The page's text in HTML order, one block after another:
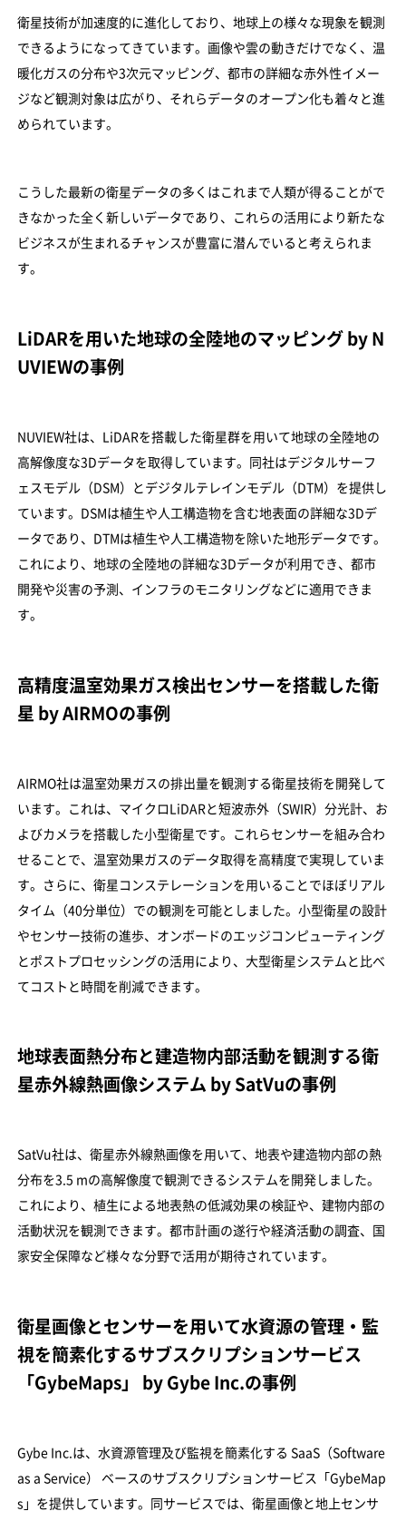
衛星技術が加速度的に進化しており、地球上の様々な現象を観測
できるようになってきています。画像や雲の動きだけでなく、温
暖化ガスの分布や3次元マッピング、都市の詳細な赤外性イメー
ジなど観測対象は広がり、それらデータのオープン化も着々と進
められています。
こうした最新の衛星データの多くはこれまで人類が得ることがで
きなかった全く新しいデータであり、これらの活用により新たな
ビジネスが生まれるチャンスが豊富に潜んでいると考えられま
す。
LiDARを用いた地球の全陸地のマッピング by N
UVIEWの事例
NUVIEW社は、LiDARを搭載した衛星群を用いて地球の全陸地の
高解像度な3Dデータを取得しています。同社はデジタルサーフ
ェスモデル（DSM）とデジタルテレインモデル（DTM）を提供し
ています。DSMは植生や人工構造物を含む地表面の詳細な3Dデ
ータであり、DTMは植生や人工構造物を除いた地形データです。
これにより、地球の全陸地の詳細な3Dデータが利用でき、都市
開発や災害の予測、インフラのモニタリングなどに適用できま
す。
高精度温室効果ガス検出センサーを搭載した衛
星 by AIRMOの事例
AIRMO社は温室効果ガスの排出量を観測する衛星技術を開発して
います。これは、マイクロLiDARと短波赤外（SWIR）分光計、お
よびカメラを搭載した小型衛星です。これらセンサーを組み合わ
せることで、温室効果ガスのデータ取得を高精度で実現していま
す。さらに、衛星コンステレーションを用いることでほぼリアル
タイム（40分単位）での観測を可能としました。小型衛星の設計
やセンサー技術の進歩、オンボードのエッジコンピューティング
とポストプロセッシングの活用により、大型衛星システムと比べ
てコストと時間を削減できます。
地球表面熱分布と建造物内部活動を観測する衛
星赤外線熱画像システム by SatVuの事例
SatVu社は、衛星赤外線熱画像を用いて、地表や建造物内部の熱
分布を3.5 mの高解像度で観測できるシステムを開発しました。
これにより、植生による地表熱の低減効果の検証や、建物内部の
活動状況を観測できます。都市計画の遂行や経済活動の調査、国
家安全保障など様々な分野で活用が期待されています。
衛星画像とセンサーを用いて水資源の管理・監
視を簡素化するサブスクリプションサービス
「GybeMaps」 by Gybe Inc.の事例
Gybe Inc.は、水資源管理及び監視を簡素化する SaaS（Software
as a Service） ベースのサブスクリプションサービス「GybeMap
s」を提供しています。同サービスでは、衛星画像と地上センサ